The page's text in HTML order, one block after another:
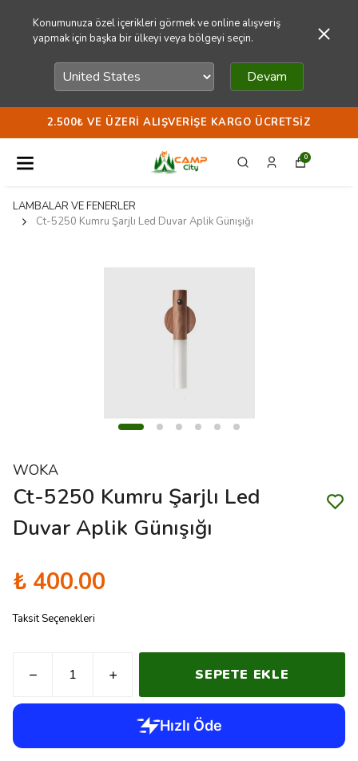
Konumunuza özel içerikleri görmek ve online alışveriş
yapmak için başka bir ülkeyi veya bölgeyi seçin.
Devam
2.500₺ VE ÜZERI ALIŞVERIŞE KARGO ÜCRETSIZ
0
LAMBALAR VE FENERLER
Ct-5250 Kumru Şarjlı Led Duvar Aplik Günışığı
WOKA
Ct-5250 Kumru Şarjlı Led
Duvar Aplik Günışığı
₺ 400.00
Taksit Seçenekleri
SEPETE EKLE